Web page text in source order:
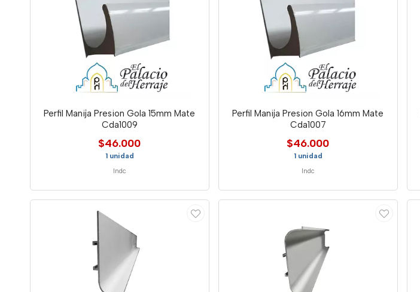
Perfil Manija Presion Gola 15mm Mate
Cda1009
$46.000
1 unidad
Indc
Perfil Manija Presion Gola 16mm Mate
Cda1007
$46.000
1 unidad
Indc